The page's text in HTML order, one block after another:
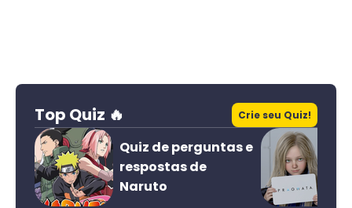
Top Quiz 🔥 Crie seu Quiz!
Quiz de perguntas e
respostas de
Naruto